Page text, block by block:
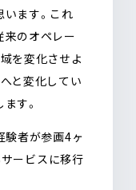
ます。 これ
来のオペレー
を変化させよ
と変化してい
す。
験者が参画4ヶ
ービスに移行